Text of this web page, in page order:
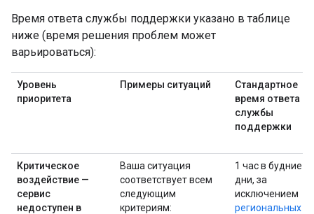
Время ответа службы поддержки указано в таблице
ниже (время решения проблем может
варьироваться):
Уровень
приоритета
Примеры ситуаций
Стандартное
время ответа
службы
поддержки
Критическое
воздействие —
сервис
недоступен в
Ваша ситуация
соответствует всем
следующим
критериям:
1 час в будние
дни, за
исключением
региональных